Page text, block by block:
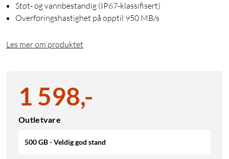
Støt- og vannbestandig (IP67-klassifisert)
Overføringshastighet på opptil 950 MB/s
Les mer om produktet
1 598,-
Outletvare
500 GB - Veldig god stand